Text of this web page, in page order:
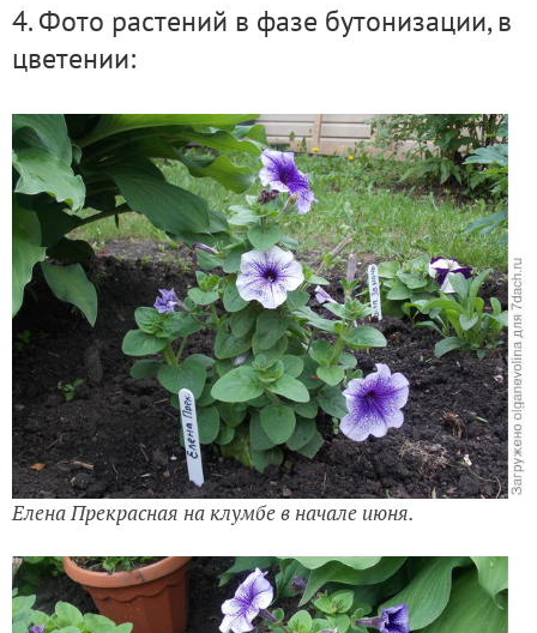
4.Фото растений в фазе бутонизации, в
цветении:
Елена Прекрасная на клумбе в начале июня.